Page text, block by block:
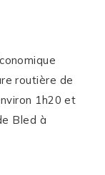
routière de
1h20 et
Bled à